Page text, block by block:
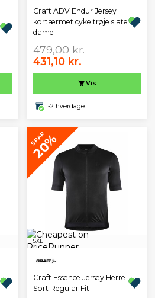
Craft ADV Endur Jersey
kortærmet cykeltrøje slate
dame
479,00 kr.
431,10 kr.
Vis
1-2 hverdage
SPAR
20%
SXL
Craft Essence Jersey Herre
Sort Regular Fit